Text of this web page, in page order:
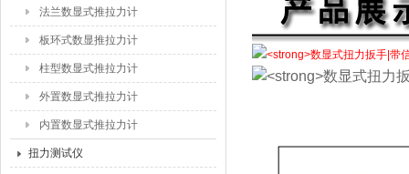
法兰数显式推拉力计
板环式数显推拉力计
柱型数显式推拉力计
外置数显式推拉力计
内置数显式推拉力计
扭力测试仪